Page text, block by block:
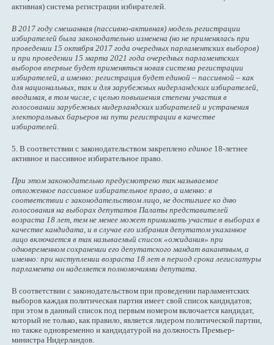
активная) система регистрации избирателей.
В 2017 году смешанная (пассивно-активная) модель регистрации
избирателей была законодательно изменена (но не применялась при
проведении 15 октября 2017 года очередных парламентских выборов)
и при проведении 15 марта 2021 года очередных парламентских
выборов впервые будет применяться новая система регистрации
избирателей, а именно: регистрация будет единой – пассивной – как
для национальных, так и для зарубежных нидерландских избирателей,
вводимая, в том числе, с целью повышения степени участия в
голосовании зарубежных нидерландских избирателей и устранения
электоральных барьеров на пути регистрации в качестве
избирателей.
5. В соответствии с законодательством закреплено единое 18-летнее
активное и пассивное избирательное право.
При этом законодательно предусмотрено так называемое
отложенное пассивное избирательное право, а именно: в
соответствии с законодательством лицо, не достигшее ко дню
голосования на выборах депутатов Палаты представителей
возраста 18 лет, тем не менее может принимать участие в выборах в
качестве кандидата, и в случае его избрания депутатом указанное
лицо включается в так называемый список «ожидания» при
одновременном сохранении его депутатского мандат вакантным, а
именно: при наступлении возраста 18 лет в период срока легислатуры
парламента он наделяется полномочиями депутата.
В соответствии с законодательством при проведении парламентских
выборов каждая политическая партия имеет свой список кандидатов;
при этом в данный список под первым номером включается кандидат,
который не только, как правило, является лидером политической партии,
но также одновременно и кандидатурой на должность Премьер-
министра Нидерландов.